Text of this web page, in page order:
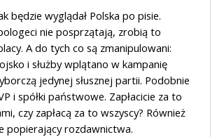
będzie wyglądał Polska po pisie.
nie posprzątają, zrobią to
A do tych co są zmanipulowani:
i służby wplątano w kampanię
jedynej słusznej partii. Podobnie
i spółki państwowe. Zapłacicie za to
czy zapłacą za to wszyscy? Również
popierający rozdawnictwa.